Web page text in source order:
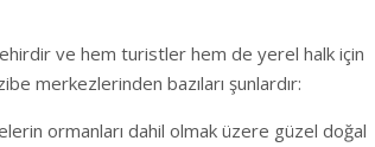
ve hem turistler hem de yerel halk için
merkezlerinden bazıları şunlardır:
ormanları dahil olmak üzere güzel doğal